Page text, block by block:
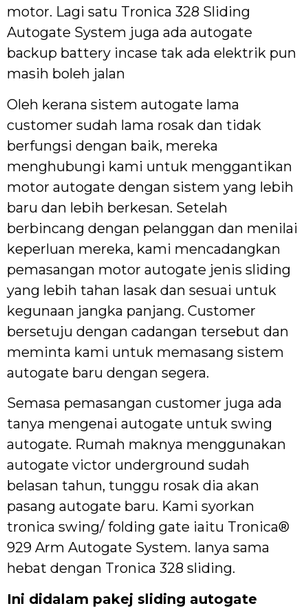
motor. Lagi satu Tronica 328 Sliding
Autogate System juga ada autogate
backup battery incase tak ada elektrik pun
masih boleh jalan
Oleh kerana sistem autogate lama
customer sudah lama rosak dan tidak
berfungsi dengan baik, mereka
menghubungi kami untuk menggantikan
motor autogate dengan sistem yang lebih
baru dan lebih berkesan. Setelah
berbincang dengan pelanggan dan menilai
keperluan mereka, kami mencadangkan
pemasangan motor autogate jenis sliding
yang lebih tahan lasak dan sesuai untuk
kegunaan jangka panjang. Customer
bersetuju dengan cadangan tersebut dan
meminta kami untuk memasang sistem
autogate baru dengan segera.
Semasa pemasangan customer juga ada
tanya mengenai autogate untuk swing
autogate. Rumah maknya menggunakan
autogate victor underground sudah
belasan tahun, tunggu rosak dia akan
pasang autogate baru. Kami syorkan
tronica swing/ folding gate iaitu Tronica®
929 Arm Autogate System. Ianya sama
hebat dengan Tronica 328 sliding.
Ini didalam pakej sliding autogate